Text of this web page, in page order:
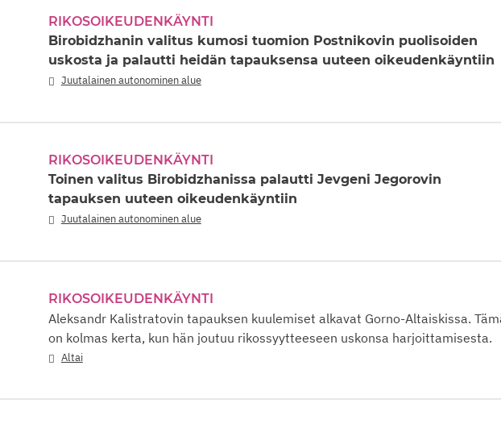
RIKOSOIKEUDENKÄYNTI
Birobidzhanin valitus kumosi tuomion Postnikovin puolisoiden
uskosta ja palautti heidän tapauksensa uuteen oikeudenkäyntiin
Juutalainen autonominen alue
RIKOSOIKEUDENKÄYNTI
Toinen valitus Birobidzhanissa palautti Jevgeni Jegorovin
tapauksen uuteen oikeudenkäyntiin
Juutalainen autonominen alue
RIKOSOIKEUDENKÄYNTI
Aleksandr Kalistratovin tapauksen kuulemiset alkavat Gorno-Altaiskissa.
on kolmas kerta, kun hän joutuu rikossyytteeseen uskonsa harjoittamisesta.
Altai